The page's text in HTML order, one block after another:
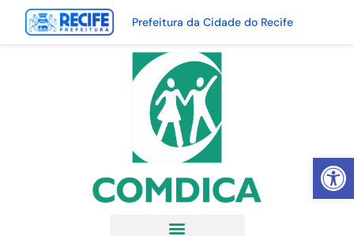
Abrir
Prefeitura da Cidade do Recife